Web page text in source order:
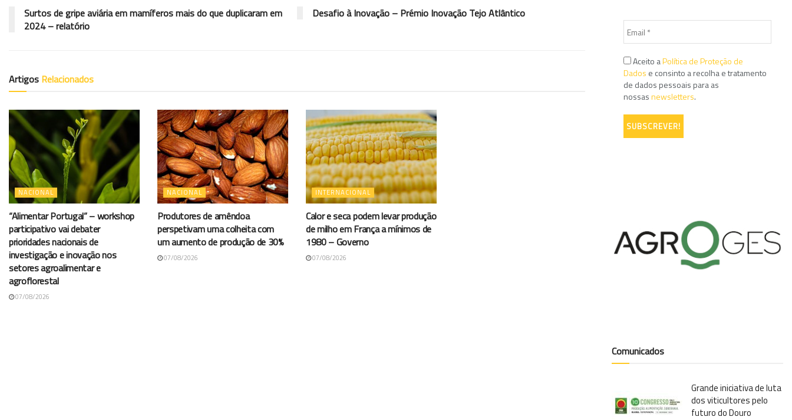
Surtos de gripe aviária em mamíferos mais do que duplicaram em
2024 – relatório
Desafio à Inovação – Prémio Inovação Tejo Atlântico
Artigos Relacionados
NACIONAL
“Alimentar Portugal” – workshop
participativo vai debater
prioridades nacionais de
investigação e inovação nos
setores agroalimentar e
agroflorestal
07/08/2026
NACIONAL
Produtores de amêndoa
perspetivam uma colheita com
um aumento de produção de 30%
07/08/2026
INTERNACIONAL
Calor e seca podem levar produção
de milho em França a mínimos de
1980 – Governo
07/08/2026
Aceito aPolítica de Proteção de
Dados e consinto a recolha e tratamento
de dados pessoais para as
nossasnewsletters.
Comunicados
Grande iniciativa de luta
dos viticultores pelo
futuro do Douro